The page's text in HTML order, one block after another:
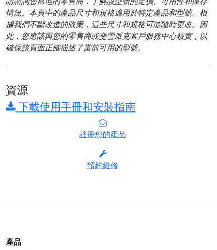
情況。本頁中的產品尺寸和規格適用於特定產品和型號。根
據我們不斷改進的政策，這些尺寸和規格可能隨時更改。因
此，您應該與您的零售商或斐雪派克客戶服務中心核實，以
確保該頁面正確描述了當前可用的型號。
資源
下載使用手冊和安裝指南
註冊您的產品
預約維修
產品